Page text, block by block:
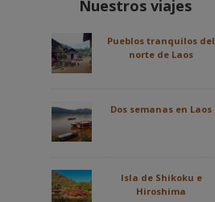
Nuestros viajes
Pueblos tranquilos del
norte de Laos
Dos semanas en Laos
Isla de Shikoku e
Hiroshima